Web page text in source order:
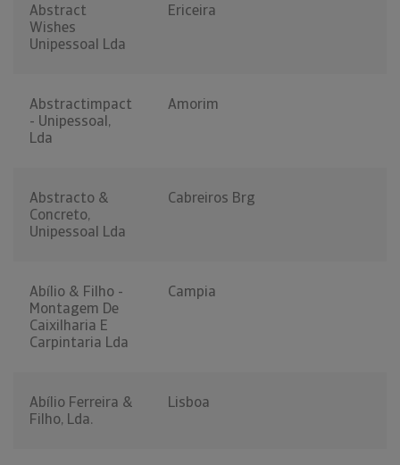
Abstract
Wishes
Unipessoal Lda
Ericeira
Abstractimpact
- Unipessoal,
Lda
Amorim
Abstracto &
Concreto,
Unipessoal Lda
Cabreiros Brg
Abílio & Filho -
Montagem De
Caixilharia E
Carpintaria Lda
Campia
Abílio Ferreira &
Filho, Lda.
Lisboa